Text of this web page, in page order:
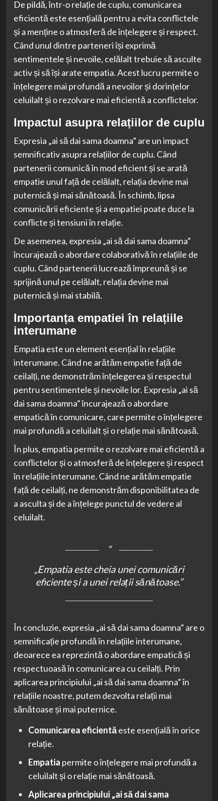
De pildă, într-o relație de cuplu, comunicarea
eficientă este esențială pentru a evita conflictele
și a menține o atmosferă de înțelegere și respect.
Când unul dintre parteneri își exprimă
sentimentele și nevoile, celălalt trebuie să asculte
activ și să își arate empatia. Acest lucru permite o
înțelegere mai profundă a nevoilor și dorințelor
celuilalt și o rezolvare mai eficientă a conflictelor.
Impactul asupra relațiilor de cuplu
Expresia „ai să dai sama doamna” are un impact
semnificativ asupra relațiilor de cuplu. Când
partenerii comunică în mod eficient și se arată
empatie unul față de celălalt, relația devine mai
puternică și mai sănătoasă. În schimb, lipsa
comunicării eficiente și a empatiei poate duce la
conflicte și tensiuni în relație.
De asemenea, expresia „ai să dai sama doamna”
încurajează o abordare colaborativă în relațiile de
cuplu. Când partenerii lucrează împreună și se
sprijină unul pe celălalt, relația devine mai
puternică și mai stabilă.
Importanța empatiei în relațiile
interumane
Empatia este un element esențial în relațiile
interumane. Când ne arătăm empatie față de
ceilalți, ne demonstrăm înțelegerea și respectul
pentru sentimentele și nevoile lor. Expresia „ai să
dai sama doamna” încurajează o abordare
empatică în comunicare, care permite o înțelegere
mai profundă a celuilalt și o relație mai sănătoasă.
În plus, empatia permite o rezolvare mai eficientă a
conflictelor și o atmosferă de înțelegere și respect
în relațiile interumane. Când ne arătăm empatie
față de ceilalți, ne demonstrăm disponibilitatea de
a asculta și de a înțelege punctul de vedere al
celuilalt.
„Empatia este cheia unei comunicări
eficiente și a unei relații sănătoase.”
În concluzie, expresia „ai să dai sama doamna” are o
semnificație profundă în relațiile interumane,
deoarece ea reprezintă o abordare empatică și
respectuoasă în comunicarea cu ceilalți. Prin
aplicarea principiului „ai să dai sama doamna” în
relațiile noastre, putem dezvolta relații mai
sănătoase și mai puternice.
Comunicarea eficientăeste esențială în orice
relație.
Empatia permite o înțelegere mai profundă a
celuilalt și o relație mai sănătoasă.
Aplicarea principiului „ai să dai sama